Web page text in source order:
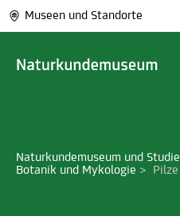
Museen und Standorte
Naturkundemuseum und
Botanik und Mykologie >